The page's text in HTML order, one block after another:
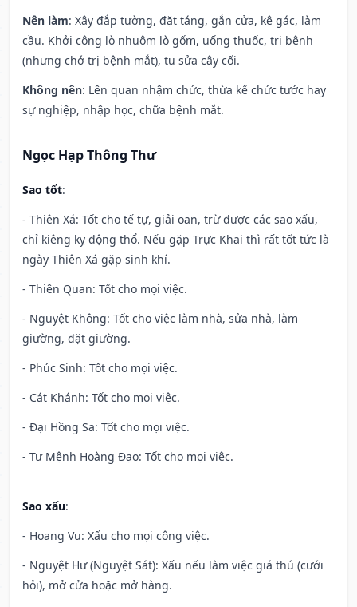
Nên làm: Xây đắp tường, đặt táng, gắn cửa, kê gác, làm
cầu. Khởi công lò nhuộm lò gốm, uống thuốc, trị bệnh
(nhưng chớ trị bệnh mắt), tu sửa cây cối.
Không nên: Lên quan nhậm chức, thừa kế chức tước hay
sự nghiệp, nhập học, chữa bệnh mắt.
Ngọc Hạp Thông Thư
Sao tốt:
- Thiên Xá: Tốt cho tế tự, giải oan, trừ được các sao xấu,
chỉ kiêng kỵ động thổ. Nếu gặp Trực Khai thì rất tốt tức là
ngày Thiên Xá gặp sinh khí.
- Thiên Quan: Tốt cho mọi việc.
- Nguyệt Không: Tốt cho việc làm nhà, sửa nhà, làm
giường, đặt giường.
- Phúc Sinh: Tốt cho mọi việc.
- Cát Khánh: Tốt cho mọi việc.
- Đại Hồng Sa: Tốt cho mọi việc.
- Tư Mệnh Hoàng Đạo: Tốt cho mọi việc.
Sao xấu:
- Hoang Vu: Xấu cho mọi công việc.
- Nguyệt Hư (Nguyệt Sát): Xấu nếu làm việc giá thú (cưới
hỏi), mở cửa hoặc mở hàng.